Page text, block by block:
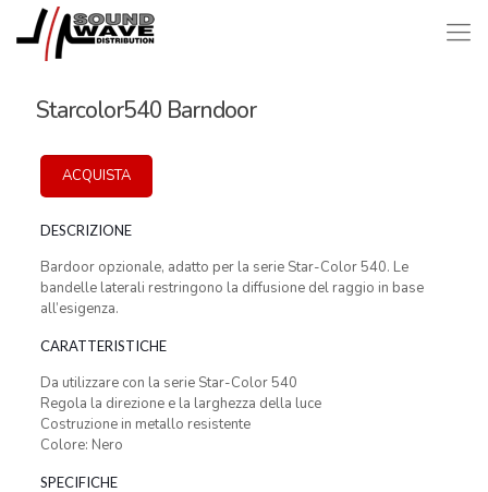
Starcolor540 Barndoor
ACQUISTA
DESCRIZIONE
Bardoor opzionale, adatto per la serie Star-Color 540. Le
bandelle laterali restringono la diffusione del raggio in base
all’esigenza.
CARATTERISTICHE
Da utilizzare con la serie Star-Color 540
Regola la direzione e la larghezza della luce
Costruzione in metallo resistente
Colore: Nero
SPECIFICHE